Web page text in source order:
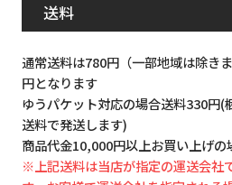
送料
通常送料は780円（一部地域は除き
円となります
ゆうパケット対応の場合送料330円(
送料で発送します)
商品代金10,000円以上お買い上げの
※上記送料は当店が指定の運送会社